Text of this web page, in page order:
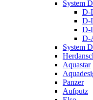
System
D-
D-
D-
D-
System
Aquastar
Panzer
Aufputz